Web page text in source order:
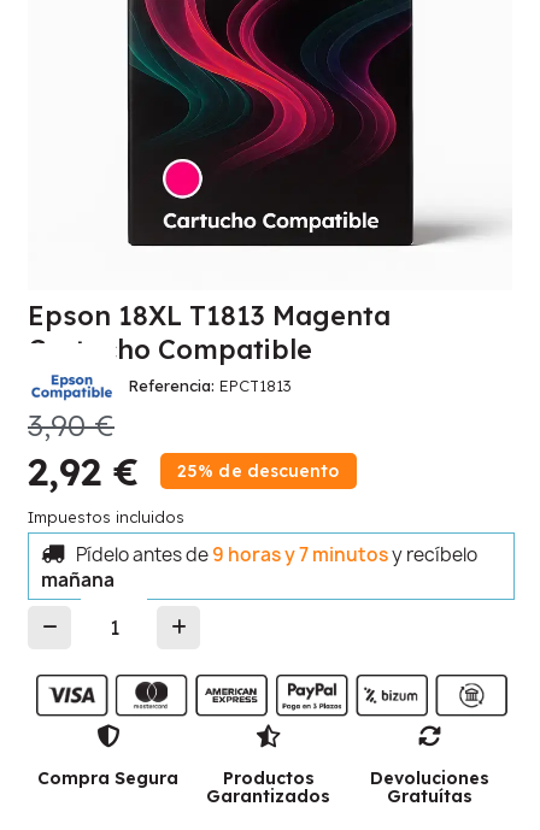
Epson 18XL T1813 Magenta
Cartucho Compatible
Referencia EPCT1813
3,90 €
2,92 € 25% de descuento
Impuestos incluidos
Pídelo antes de9 horas y 7 minutosy recíbelo
mañana
Compra Segura
Productos
Garantizados
Devoluciones
Gratuítas